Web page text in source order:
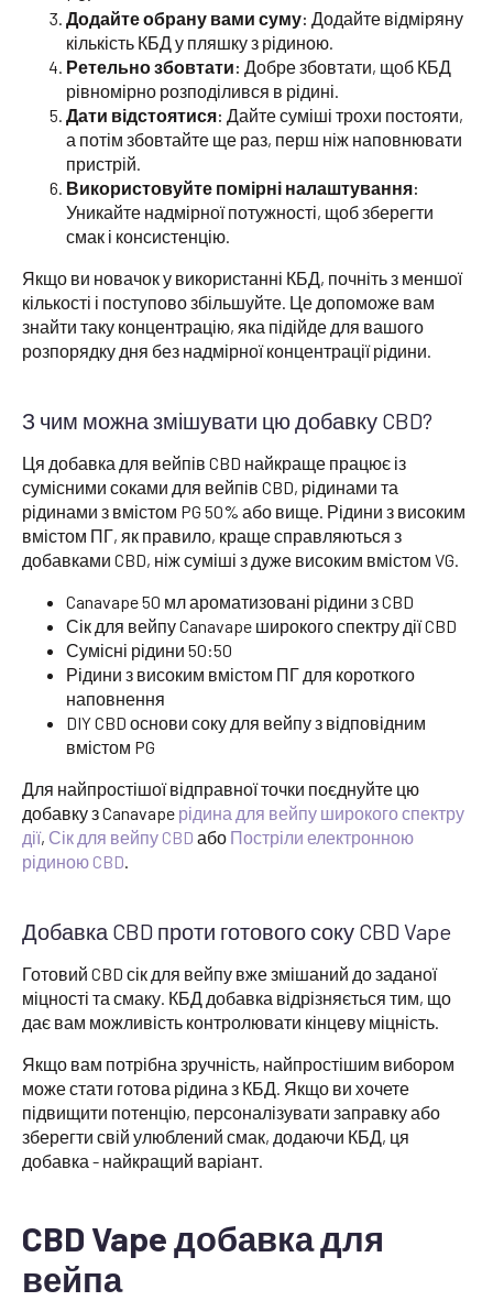
Додайте обрану вами суму: Додайте відміряну
кількість КБД у пляшку з рідиною.
Ретельно збовтати: Добре збовтати, щоб КБД
рівномірно розподілився в рідині.
Дати відстоятися: Дайте суміші трохи постояти,
а потім збовтайте ще раз, перш ніж наповнювати
пристрій.
Використовуйте помірні налаштування:
Уникайте надмірної потужності, щоб зберегти
смак і консистенцію.
Якщо ви новачок у використанні КБД, почніть з меншої
кількості і поступово збільшуйте. Це допоможе вам
знайти таку концентрацію, яка підійде для вашого
розпорядку дня без надмірної концентрації рідини.
З чим можна змішувати цю добавку CBD?
Ця добавка для вейпів CBD найкраще працює із
сумісними соками для вейпів CBD, рідинами та
рідинами з вмістом PG 50% або вище. Рідини з високим
вмістом ПГ, як правило, краще справляються з
добавками CBD, ніж суміші з дуже високим вмістом VG.
Canavape 50 мл ароматизовані рідини з CBD
Сік для вейпу Canavape широкого спектру дії CBD
Сумісні рідини 50:50
Рідини з високим вмістом ПГ для короткого
наповнення
DIY CBD основи соку для вейпу з відповідним
вмістом PG
Для найпростішої відправної точки поєднуйте цю
добавку з Canavape рідина для вейпу широкого спектру
дії, Сік для вейпу CBD або Постріли електронною
рідиною CBD.
Добавка CBD проти готового соку CBD Vape
Готовий CBD сік для вейпу вже змішаний до заданої
міцності та смаку. КБД добавка відрізняється тим, що
дає вам можливість контролювати кінцеву міцність.
Якщо вам потрібна зручність, найпростішим вибором
може стати готова рідина з КБД. Якщо ви хочете
підвищити потенцію, персоналізувати заправку або
зберегти свій улюблений смак, додаючи КБД, ця
добавка - найкращий варіант.
CBD Vape добавка для
вейпа